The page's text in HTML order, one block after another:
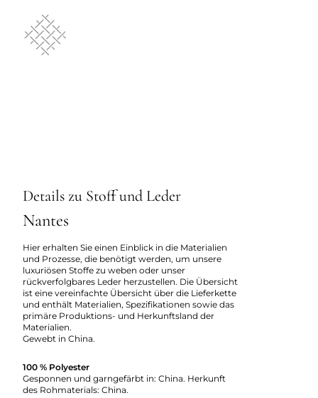
Details zu Stoff und Leder
Nantes
Hier erhalten Sie einen Einblick in die Materialien
und Prozesse, die benötigt werden, um unsere
luxuriösen Stoffe zu weben oder unser
rückverfolgbares Leder herzustellen. Die Übersicht
ist eine vereinfachte Übersicht über die Lieferkette
und enthält Materialien, Spezifikationen sowie das
primäre Produktions- und Herkunftsland der
Materialien.
Gewebt in China.
100 % Polyester
Gesponnen und garngefärbt in: China. Herkunft
des Rohmaterials: China.